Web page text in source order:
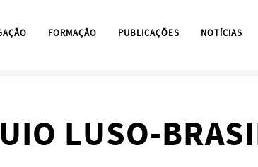
FORMAÇÃO PUBLICAÇÕES NOTÍCIAS
LUSO-